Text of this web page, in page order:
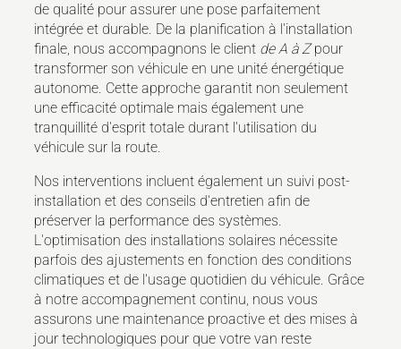
de qualité pour assurer une pose parfaitement
intégrée et durable. De la planification à l'installation
finale, nous accompagnons le client de A à Zpour
transformer son véhicule en une unité énergétique
autonome. Cette approche garantit non seulement
une efficacité optimale mais également une
tranquillité d'esprit totale durant l'utilisation du
véhicule sur la route.
Nos interventions incluent également un suivi post-
installation et des conseils d'entretien afin de
préserver la performance des systèmes.
L'optimisation des installations solaires nécessite
parfois des ajustements en fonction des conditions
climatiques et de l'usage quotidien du véhicule. Grâce
à notre accompagnement continu, nous vous
assurons une maintenance proactive et des mises à
jour technologiques pour que votre van reste